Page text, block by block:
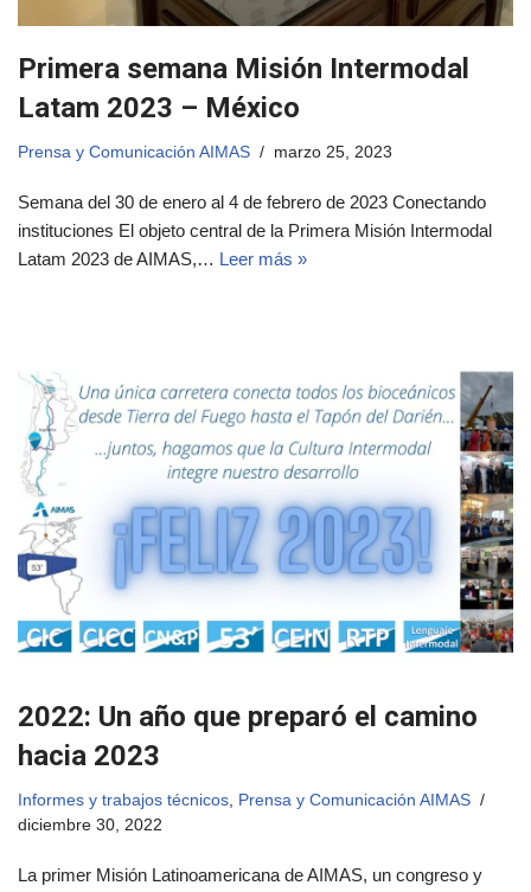
Primera semana Misión Intermodal
Latam 2023 – México
Prensa y Comunicación AIMAS marzo 25, 2023
Semana del 30 de enero al 4 de febrero de 2023 Conectando
instituciones El objeto central de la Primera Misión Intermodal
Latam 2023 de AIMAS,… Leer más »
2022: Un año que preparó el camino
hacia 2023
Informes y trabajos técnicos, Prensa y Comunicación AIMAS
diciembre 30, 2022
La primer Misión Latinoamericana de AIMAS, un congreso y